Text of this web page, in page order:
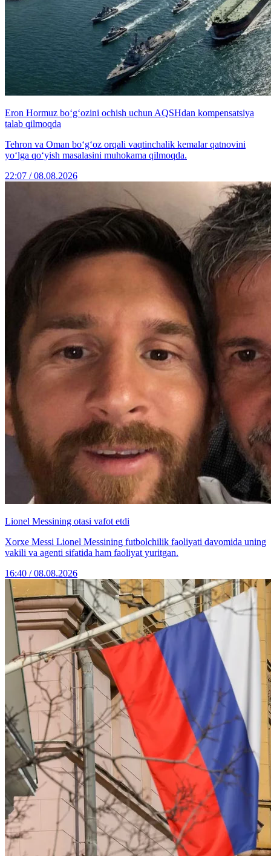
Eron Hormuz bo‘g‘ozini ochish uchun AQSHdan kompensatsiya
talab qilmoqda
Tehron va Oman bo‘g‘oz orqali vaqtinchalik kemalar qatnovini
yo‘lga qo‘yish masalasini muhokama qilmoqda.
22:07 / 08.08.2026
Lionel Messining otasi vafot etdi
Xorxe Messi Lionel Messining futbolchilik faoliyati davomida uning
vakili va agenti sifatida ham faoliyat yuritgan.
16:40 / 08.08.2026